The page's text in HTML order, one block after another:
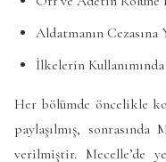
Aldatmanın
İlkelerin
Her bölümde öncelikle
paylaşılmış,
verilmiştir. Mecelle’de